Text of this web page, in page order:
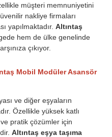
müşteri memnuniyetini
nakliye firmaları
yapılmaktadır. Altıntaş
hem de ülke genelinde
çıkıyor.
Mobil Modüler Asansör
ve diğer eşyaların
Özellikle yüksek katlı
pratik çözümler için
Altıntaş eşya taşıma